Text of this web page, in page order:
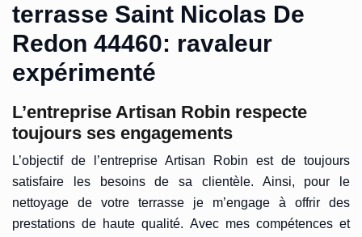
terrasse Saint Nicolas De
Redon 44460: ravaleur
expérimenté
L’entreprise Artisan Robin respecte
toujours ses engagements
L’objectif de l’entreprise Artisan Robin est de toujours
satisfaire les besoins de sa clientèle. Ainsi, pour le
nettoyage de votre terrasse je m’engage à offrir des
prestations de haute qualité. Avec mes compétences et